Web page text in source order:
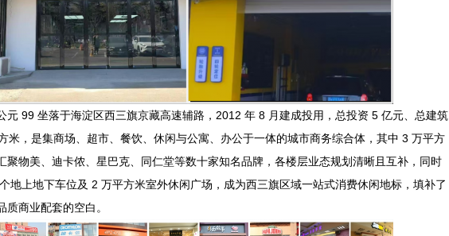
元 99 坐落于海淀区西三旗京藏高速辅路，2012 年 8 月建成投用，总投资 5 亿元、总建筑
米，是集商场、超市、餐饮、休闲与公寓、办公于一体的城市商务综合体，其中 3 万平方
聚物美、迪卡侬、星巴克、同仁堂等数十家知名品牌，各楼层业态规划清晰且互补，同时
地上地下车位及 2 万平方米室外休闲广场，成为西三旗区域一站式消费休闲地标，填补了
质商业配套的空白。